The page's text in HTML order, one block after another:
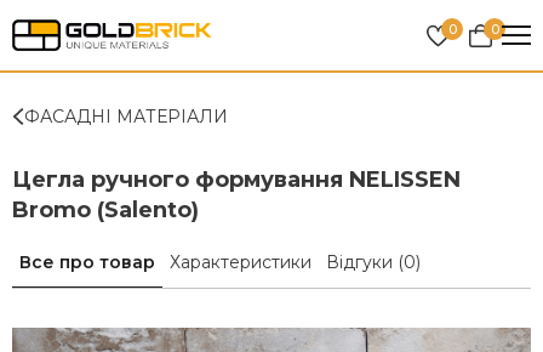
0 0
ФАСАДНІ МАТЕРІАЛИ
Цегла ручного формування NELISSEN
Bromo (Salento)
Все про товар Характеристики Відгуки (0)